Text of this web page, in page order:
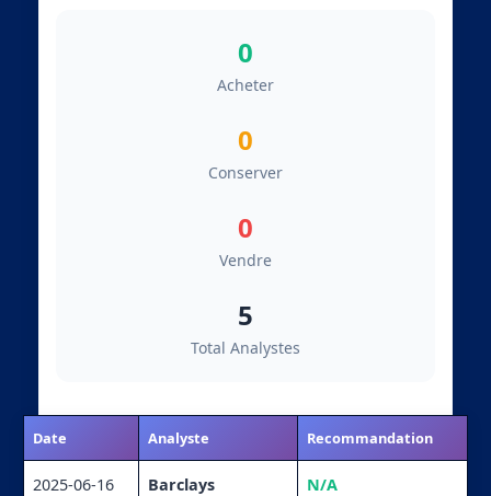
0
Acheter
0
Conserver
0
Vendre
5
Total Analystes
Date Analyste Recommandation
2025-06-16 Barclays N/A